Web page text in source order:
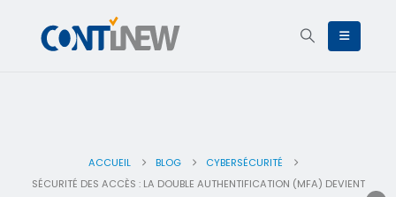
ACCUEIL BLOG
CYBERSÉCURITÉ
SÉCURITÉ DES ACCÈS : LA DOUBLE AUTHENTIFICATION (MFA) DEVIENT